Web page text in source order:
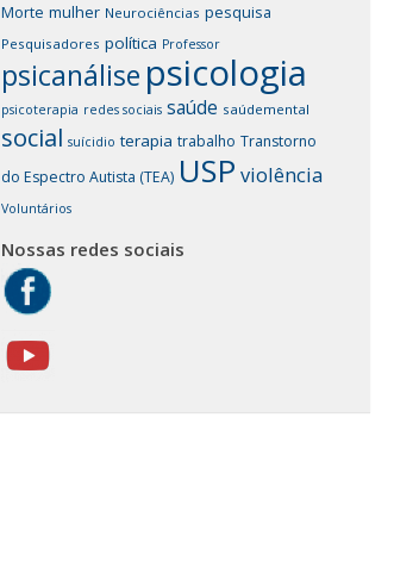
Morte mulher Neurociências pesquisa
Pesquisadores política Professor
psicanálise psicologia
psicoterapia redes sociais saúde saúdemental
social suícidio terapia trabalho Transtorno
do Espectro Autista (TEA) USP violência
Voluntários
Nossas redes sociais